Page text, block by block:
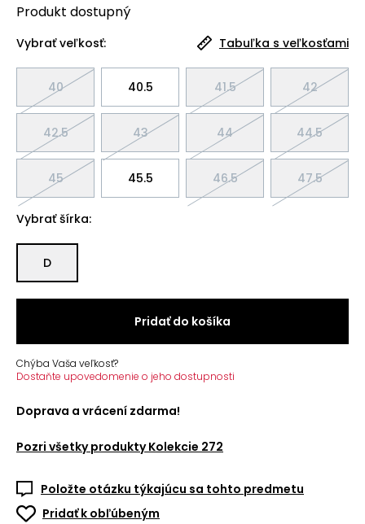
Produkt dostupný
Vybrať veľkosť: Tabuľka s veľkosťami
40 40.5 41.5 42
42.5 43 44 44.5
45 45.5 46.5 47.5
Vybrať šírka:
D
Pridať do košíka
Chýba Vaša veľkosť?
Dostaňte upovedomenie o jeho dostupnosti
Doprava a vrácení zdarma!
Pozri všetky produkty Kolekcie 272
Položte otázku týkajúcu sa tohto predmetu
Pridať k obľúbeným